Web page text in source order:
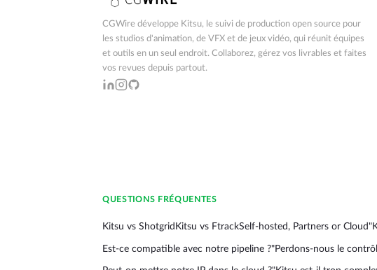
CGWire développe Kitsu, le suivi de production open source pour
les studios d'animation, de VFX et de jeux vidéo, qui réunit équipes
et outils en un seul endroit. Collaborez, gérez vos livrables et faites
vos revues depuis partout.
QUESTIONS FRÉQUENTES
Kitsu vs Shotgrid Kitsu vs FtrackSelf-hosted, Partners or Cloud
Est-ce compatible avec notre pipeline ?"Perdons-nous le